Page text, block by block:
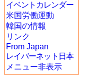
イベントカレンダー
米国労働運動
韓国の情報
リンク
From Japan
レイバーネット日本
メニュー非表示